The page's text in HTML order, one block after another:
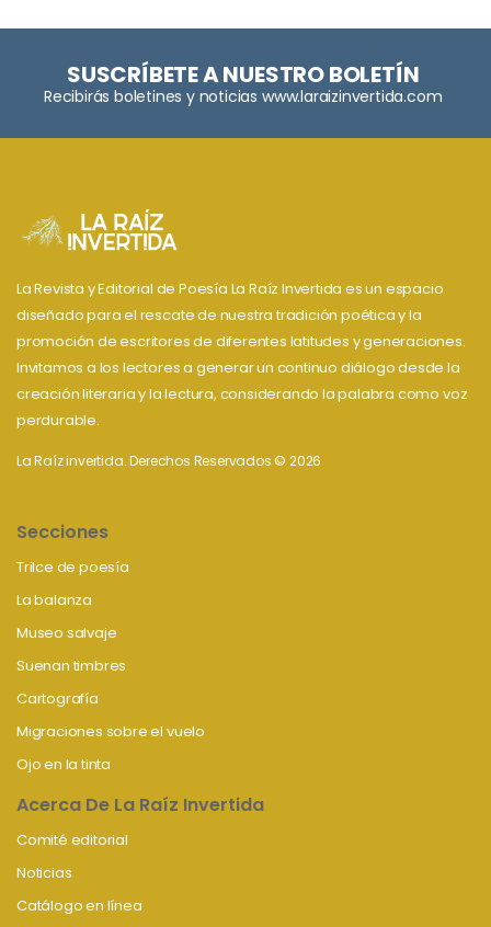
SUSCRÍBETE A NUESTRO BOLETÍN
Recibirás boletines y noticias www.laraizinvertida.com
La Revista y Editorial de Poesía La Raíz Invertida es un espacio
diseñado para el rescate de nuestra tradición poética y la
promoción de escritores de diferentes latitudes y generaciones.
Invitamos a los lectores a generar un continuo diálogo desde la
creación literaria y la lectura, considerando la palabra como voz
perdurable.
La Raíz invertida. Derechos Reservados © 2026
Secciones
Trilce de poesía
La balanza
Museo salvaje
Suenan timbres
Cartografía
Migraciones sobre el vuelo
Ojo en la tinta
Acerca De La Raíz Invertida
Comité editorial
Noticias
Catálogo en línea